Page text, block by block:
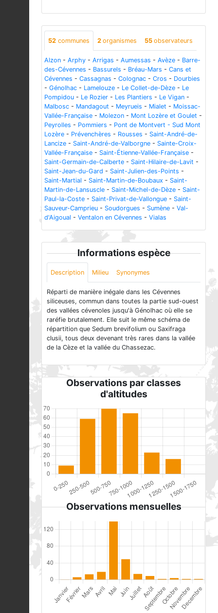
52 communes 2 organismes 55 observateurs
Alzon - Arphy - Arrigas - Aumessas - Avèze - Barre-
des-Cévennes - Bassurels - Bréau-Mars - Cans et
Cévennes - Cassagnas - Colognac - Cros - Dourbies
- Génolhac - Lamelouze - Le Collet-de-Dèze - Le
Pompidou - Le Rozier - Les Plantiers - Le Vigan -
Malbosc - Mandagout - Meyrueis - Mialet - Moissac-
Vallée-Française - Molezon - Mont Lozère et Goulet -
Peyrolles - Pommiers - Pont de Montvert - Sud Mont
Lozère - Prévenchères - Rousses - Saint-André-de-
Lancize - Saint-André-de-Valborgne - Sainte-Croix-
Vallée-Française - Saint-Étienne-Vallée-Française -
Saint-Germain-de-Calberte - Saint-Hilaire-de-Lavit -
Saint-Jean-du-Gard - Saint-Julien-des-Points -
Saint-Martial - Saint-Martin-de-Boubaux - Saint-
Martin-de-Lansuscle - Saint-Michel-de-Dèze - Saint-
Paul-la-Coste - Saint-Privat-de-Vallongue - Saint-
Sauveur-Camprieu - Soudorgues - Sumène - Val-
d'Aigoual - Ventalon en Cévennes - Vialas
Informations espèce
Description Milieu Synonymes
Réparti de manière inégale dans les Cévennes
siliceuses, commun dans toutes la partie sud-ouest
des vallées cévenoles jusqu'à Génolhac où elle se
raréfie brutalement. Elle suit le même schéma de
répartition que Sedum brevifolium ou Saxifraga
clusii, tous deux devenant très rares dans la vallée
de la Cèze et la vallée du Chassezac.
Observations par classes
d'altitudes
Observations mensuelles